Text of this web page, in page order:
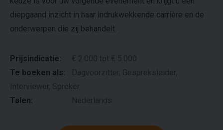
diepgaand inzicht in haar indrukwekkende carrière en de
onderwerpen die zij behandelt.
Prijsindicatie:
€ 2.000 tot € 5.000
Te boeken als:
Dagvoorzitter, Gespreksleider,
Interviewer, Spreker
Talen: